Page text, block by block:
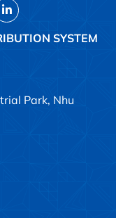
SYSTEM
Park, Nhu